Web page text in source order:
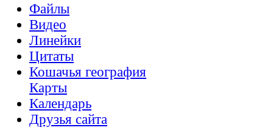
Файлы
Видео
Линейки
Цитаты
Кошачья география
Карты
Календарь
Друзья сайта